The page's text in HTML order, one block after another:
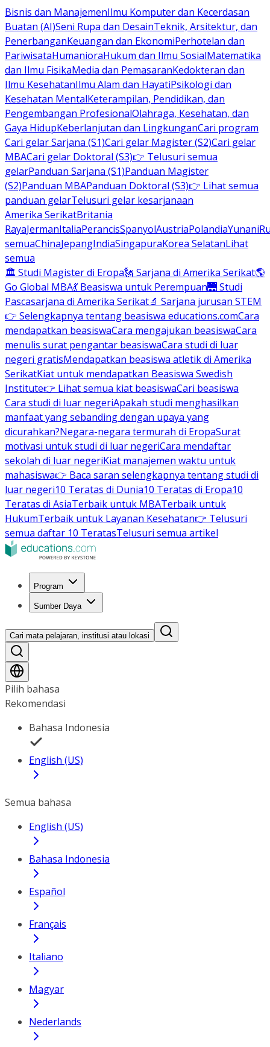
Bisnis dan ManajemenIlmu Komputer dan Kecerdasan
Buatan (AI)Seni Rupa dan DesainTeknik, Arsitektur, dan
PenerbanganKeuangan dan EkonomiPerhotelan dan
PariwisataHumanioraHukum dan Ilmu SosialMatematika
dan Ilmu FisikaMedia dan PemasaranKedokteran dan
Ilmu KesehatanIlmu Alam dan HayatiPsikologi dan
Kesehatan MentalKeterampilan, Pendidikan, dan
Pengembangan ProfesionalOlahraga, Kesehatan, dan
Gaya HidupKeberlanjutan dan LingkunganCari program
Cari gelar Sarjana (S1)Cari gelar Magister (S2)Cari gelar
MBACari gelar Doktoral (S3)👉 Telusuri semua
gelarPanduan Sarjana (S1)Panduan Magister
(S2)Panduan MBAPanduan Doktoral (S3)👉 Lihat semua
panduan gelarTelusuri gelar kesarjanaan
Amerika SerikatBritania
RayaJermanItaliaPerancisSpanyolAustriaPolandiaYunani
semuaChinaJepangIndiaSingapuraKorea SelatanLihat
semua
🏛 Studi Magister di Eropa🗽 Sarjana di Amerika Serikat🌎
Go Global MBA💃 Beasiswa untuk Perempuan🌉 Studi
Pascasarjana di Amerika Serikat🔬 Sarjana jurusan STEM
👉 Selengkapnya tentang beasiswa educations.comCara
mendapatkan beasiswaCara mengajukan beasiswaCara
menulis surat pengantar beasiswaCara studi di luar
negeri gratisMendapatkan beasiswa atletik di Amerika
SerikatKiat untuk mendapatkan Beasiswa Swedish
Institute👉 Lihat semua kiat beasiswaCari beasiswa
Cara studi di luar negeriApakah studi menghasilkan
manfaat yang sebanding dengan upaya yang
dicurahkan?Negara-negara termurah di EropaSurat
motivasi untuk studi di luar negeriCara mendaftar
sekolah di luar negeriKiat manajemen waktu untuk
mahasiswa👉 Baca saran selengkapnya tentang studi di
luar negeri10 Teratas di Dunia10 Teratas di Eropa10
Teratas di AsiaTerbaik untuk MBATerbaik untuk
HukumTerbaik untuk Layanan Kesehatan👉 Telusuri
semua daftar 10 TeratasTelusuri semua artikel
Program
Sumber Daya
Cari mata pelajaran, institusi atau lokasi
Pilih bahasa
Rekomendasi
Bahasa Indonesia
English (US)
Semua bahasa
English (US)
Bahasa Indonesia
Español
Français
Italiano
Magyar
Nederlands